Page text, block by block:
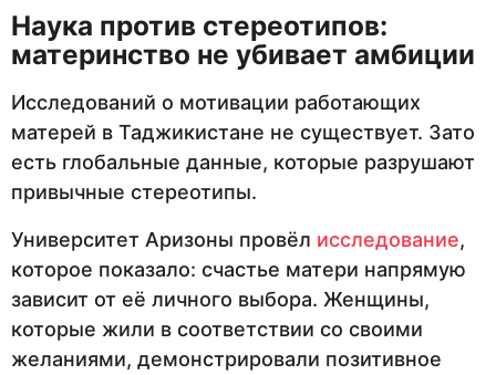
Наука против стереотипов:
материнство не убивает амбиции
Исследований о мотивации работающих
матерей в Таджикистане не существует. Зато
есть глобальные данные, которые разрушают
привычные стереотипы.
Университет Аризоны провёл исследование,
которое показало: счастье матери напрямую
зависит от её личного выбора. Женщины,
которые жили в соответствии со своими
желаниями, демонстрировали позитивное